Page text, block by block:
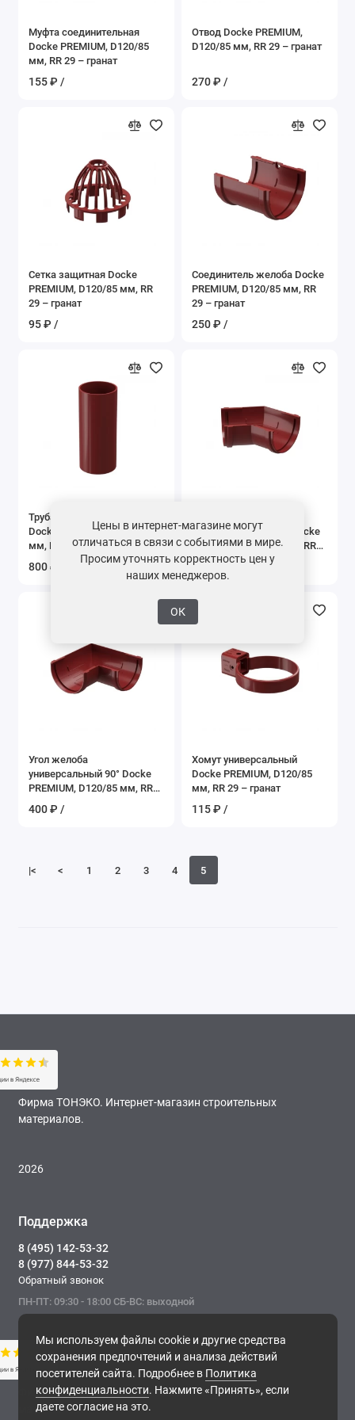
Муфта соединительная
Docke PREMIUM, D120/85
мм, RR 29 – гранат
155 ₽ /
Отвод Docke PREMIUM,
D120/85 мм, RR 29 – гранат
270 ₽ /
Сетка защитная Docke
PREMIUM, D120/85 мм, RR
29 – гранат
95 ₽ /
Соединитель желоба Docke
PREMIUM, D120/85 мм, RR
29 – гранат
250 ₽ /
Труба водосточная L=3 м
Docke PREMIUM, D120/85
мм, RR 29 – гранат
800 ₽ /
универсальный 135° Docke
PREMIUM, D120/85 мм, RR
29 – гранат
1350 ₽ /
Угол желоба
универсальный 90° Docke
PREMIUM, D120/85 мм, RR
400 ₽ /
Хомут универсальный
Docke PREMIUM, D120/85
мм, RR 29 – гранат
115 ₽ /
|< < 1 2 3 4 5
Мы используем файлы cookie и другие средства
сохранения предпочтений и анализа действий
посетителей сайта. Подробнее в Политика
конфиденциальности. Нажмите «Принять», если
даете согласие на это.
Фирма ТОНЭКО. Интернет-магазин строительных
материалов.
2026
Поддержка
8 (495) 142-53-32
8 (977) 844-53-32
Обратный звонок
ПН-ПТ: 09:30 - 18:00 СБ-ВС: выходной
Фирма ТОНЭКО. Интернет-магазин строительных
материалов.
Цены в интернет-магазине могут
отличаться в связи с событиями в мире.
Просим уточнять корректность цен у
наших менеджеров.
ОК